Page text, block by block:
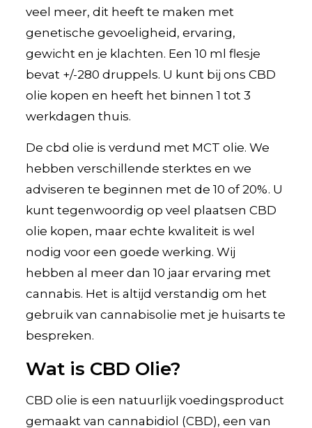
veel meer, dit heeft te maken met
genetische gevoeligheid, ervaring,
gewicht en je klachten. Een 10 ml flesje
bevat +/-280 druppels. U kunt bij ons CBD
olie kopen en heeft het binnen 1 tot 3
werkdagen thuis.
De cbd olie is verdund met MCT olie. We
hebben verschillende sterktes en we
adviseren te beginnen met de 10 of 20%. U
kunt tegenwoordig op veel plaatsen CBD
olie kopen, maar echte kwaliteit is wel
nodig voor een goede werking. Wij
hebben al meer dan 10 jaar ervaring met
cannabis. Het is altijd verstandig om het
gebruik van cannabisolie met je huisarts te
bespreken.
Wat is CBD Olie?
CBD olie is een natuurlijk voedingsproduct
gemaakt van cannabidiol (CBD), een van